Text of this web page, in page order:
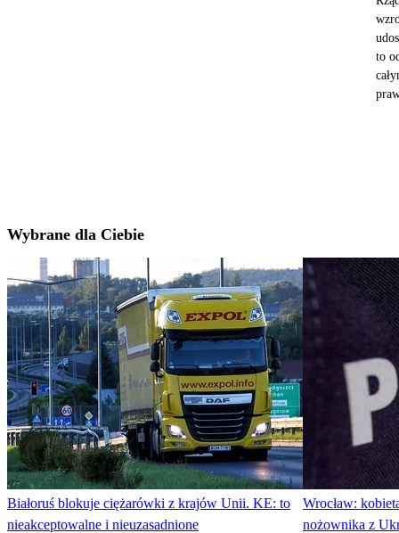
to
Wybrane dla Ciebie
Białoruś blokuje ciężarówki z krajów Unii. KE: to
nieakceptowalne i nieuzasadnione
Wrocław:
nożownika z